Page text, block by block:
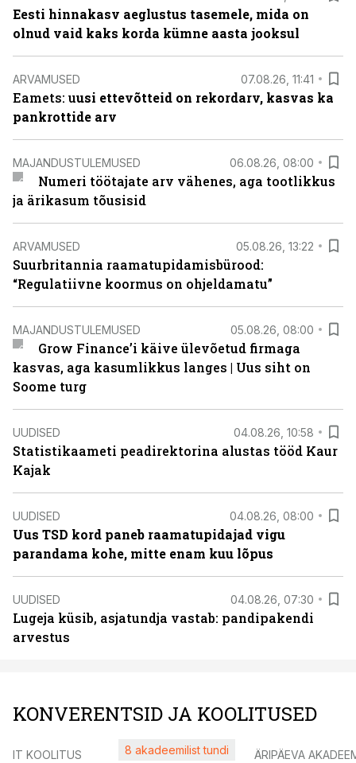
Eesti hinnakasv aeglustus tasemele, mida on
olnud vaid kaks korda kümne aasta jooksul
ARVAMUSED 07.08.26, 11:41
Eamets: uusi ettevõtteid on rekordarv, kasvas ka
pankrottide arv
MAJANDUSTULEMUSED 06.08.26, 08:00
Numeri töötajate arv vähenes, aga tootlikkus
ja ärikasum tõusisid
ARVAMUSED 05.08.26, 13:22
Suurbritannia raamatupidamisbürood:
“Regulatiivne koormus on ohjeldamatu”
MAJANDUSTULEMUSED 05.08.26, 08:00
Grow Finance’i käive ülevõetud firmaga
kasvas, aga kasumlikkus langes | Uus siht on
Soome turg
UUDISED 04.08.26, 10:58
Statistikaameti peadirektorina alustas tööd Kaur
Kajak
UUDISED 04.08.26, 08:00
Uus TSD kord paneb raamatupidajad vigu
parandama kohe, mitte enam kuu lõpus
UUDISED 04.08.26, 07:30
Lugeja küsib, asjatundja vastab: pandipakendi
arvestus
KONVERENTSID JA KOOLITUSED
IT KOOLITUS 8 akadeemilist tundi ÄRIPÄEVA